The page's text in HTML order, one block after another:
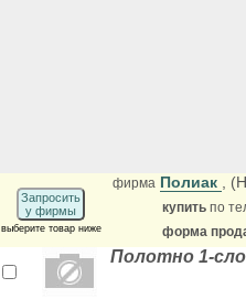
Запросить
у фирмы
выберите товар ниже
фирма Полиак ,
купить по
форма
Полотно 1-